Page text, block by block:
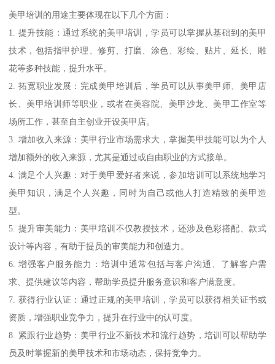
美甲培训的用途主要体现在以下几个方面：
1. 提升技能：通过系统的美甲培训，学员可以掌握从基础到的美甲
技术，包括指甲护理、修剪、打磨、涂色、彩绘、贴片、延长、雕
花等多种技能，提升水平。
2. 拓宽职业发展：完成美甲培训后，学员可以从事美甲师、美甲店
长、美甲培训师等职业，或者在美容院、美甲沙龙、美甲工作室等
场所工作，甚至自主创业开设美甲店。
3. 增加收入来源：美甲行业市场需求大，掌握美甲技能可以为个人
增加额外的收入来源，尤其是通过或自由职业的方式接单。
4. 满足个人兴趣：对于美甲爱好者来说，参加培训可以系统地学习
美甲知识，满足个人兴趣，同时为自己或他人打造精致的美甲造
型。
5. 提升审美能力：美甲培训不仅教授技术，还涉及色彩搭配、款式
设计等内容，有助于提员的审美能力和创造力。
6. 增强客户服务能力：培训中通常包括与客户沟通、了解客户需
求、提供建议等内容，帮助学员提升服务意识和客户满意度。
7. 获得行业认证：通过正规的美甲培训，学员可以获得相关证书或
资质，增强职业竞争力，提升在行业中的认可度。
8. 紧跟行业趋势：美甲行业不新技术和流行趋势，培训可以帮助学
员及时掌握新的美甲技术和市场动态，保持竞争力。